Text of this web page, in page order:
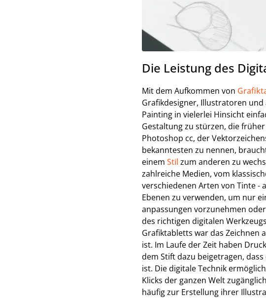
Die Leistung des
Mit dem Aufkommen von
Grafikdesigner, Illustratoren
Painting in vielerlei Hinsicht
Gestaltung zu stürzen, die
Photoshop cc, der
bekanntesten zu nennen,
einem Stil zum anderen zu
zahlreiche Medien, vom
verschiedenen Arten von Tinte -
Ebenen zu verwenden, um nur
anpassungen vorzunehmen
des richtigen digitalen
Grafiktabletts war das Zeichnen
ist. Im Laufe der Zeit haben
dem Stift dazu beigetragen,
ist. Die digitale Technik
Klicks der ganzen Welt
häufig zur Erstellung ihrer